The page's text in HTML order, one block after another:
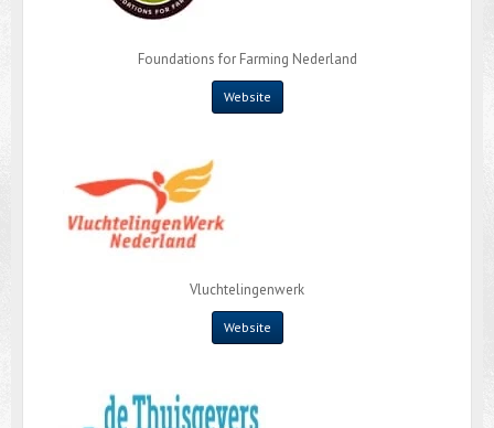
Foundations for Farming Nederland
Website
Vluchtelingenwerk
Website